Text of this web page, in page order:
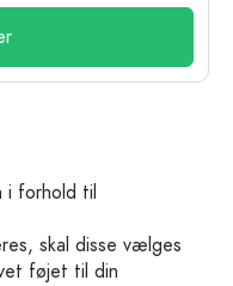
i forhold til
skal disse vælges
føjet til din